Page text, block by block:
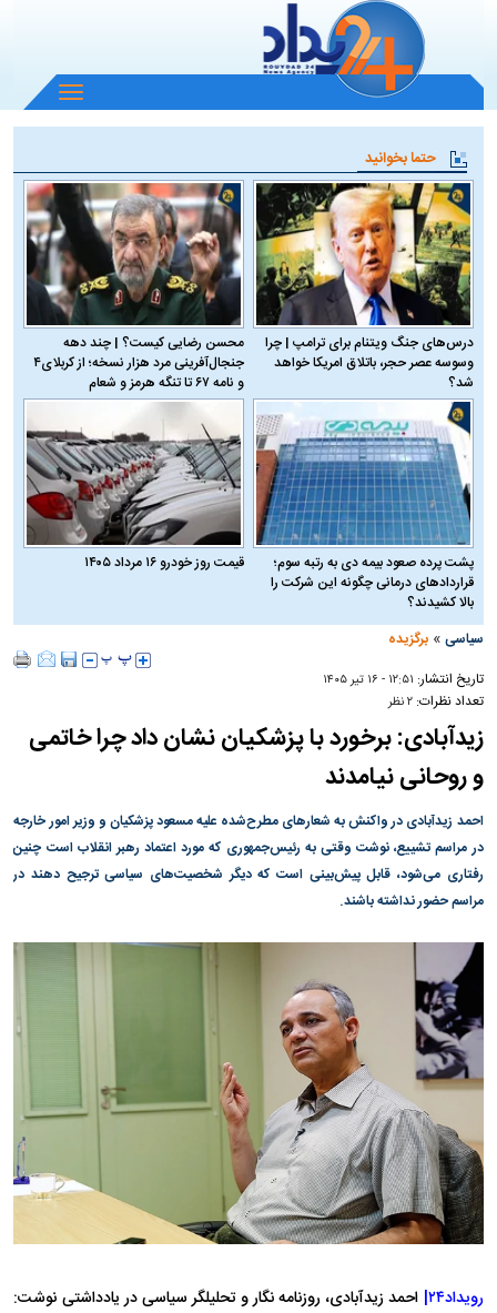
باز
و
منو
حتما بخوانید
درس‌های جنگ ویتنام برای ترامپ | چرا
وسوسه عصر حجر، باتلاق امریکا خواهد
شد؟
محسن رضایی کیست؟ | چند دهه
جنجال‌آفرینی مرد هزار نسخه؛ از کربلای۴
و نامه ۶۷ تا تنگه هرمز و شعام
پشت پرده صعود بیمه دی به رتبه سوم؛
قراردادهای درمانی چگونه این شرکت را
بالا کشیدند؟
قیمت روز خودرو ۱۶ مرداد ۱۴۰۵
سیاسی »برگزیده
تاریخ انتشار: ۱۲:۵۱ - ۱۶ تير ۱۴۰۵
تعداد نظرات:۲ نظر
زیدآبادی: برخورد با پزشکیان نشان داد چرا خاتمی
و روحانی نیامدند
احمد زیدآبادی در واکنش به شعار‌های مطرح‌شده علیه مسعود پزشکیان و وزیر امور خارجه
در مراسم تشییع، نوشت وقتی به رئیس‌جمهوری که مورد اعتماد رهبر انقلاب است چنین
رفتاری می‌شود، قابل پیش‌بینی است که دیگر شخصیت‌های سیاسی ترجیح دهند در
مراسم حضور نداشته باشند.
رویداد۲۴|
احمد زیدآبادی، روزنامه نگار و تحلیلگر سیاسی در یادداشتی نوشت: